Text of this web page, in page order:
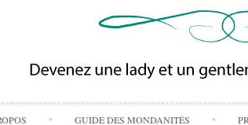
GUIDE DES MONDANITÉS